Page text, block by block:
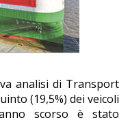
analisi di Transport
(19,5%) dei veicoli
scorso è stato